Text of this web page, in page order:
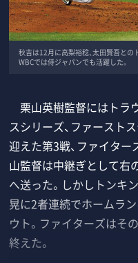
秋吉は12月に高梨裕稔、太田賢吾と
WBCでは侍ジャパンでも活躍した。
栗山英樹監督にはトラ
スシリーズ、ファースト
迎えた第3戦、ファイタ
山監督は中継ぎとして右
へ送った。しかしトンキ
晃に2者連続でホームラ
ウト。ファイターズはそ
終えた。